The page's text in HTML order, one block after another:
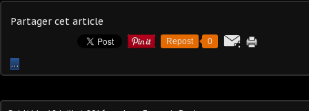
Partager cet article
Repost 0
…